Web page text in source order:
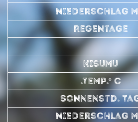
Niederschlag
Regentage
Kisumu
.Temp.º C
Sonnenstd.
Niederschlag